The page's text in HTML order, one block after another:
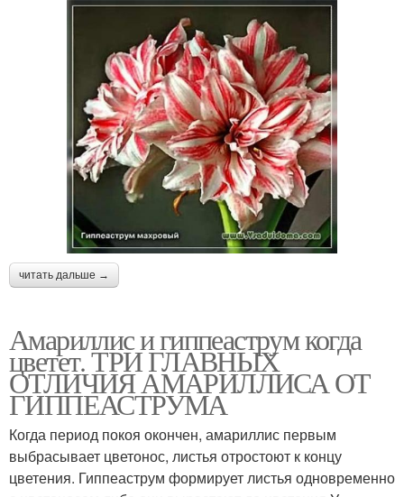
читать дальше →
Амариллис и гиппеаструм когда
цветет. ТРИ ГЛАВНЫХ
ОТЛИЧИЯ АМАРИЛЛИСА ОТ
ГИППЕАСТРУМА
Когда период покоя окончен, амариллис первым
выбрасывает цветонос, листья отростоют к концу
цветения. Гиппеаструм формирует листья одновременно